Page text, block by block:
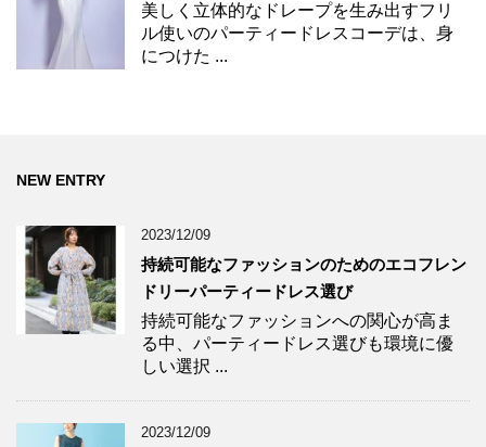
美しく立体的なドレープを生み出すフリ
ル使いのパーティードレスコーデは、身
につけた ...
NEW ENTRY
2023/12/09
持続可能なファッションのためのエコフレン
ドリーパーティードレス選び
持続可能なファッションへの関心が高ま
る中、パーティードレス選びも環境に優
しい選択 ...
2023/12/09